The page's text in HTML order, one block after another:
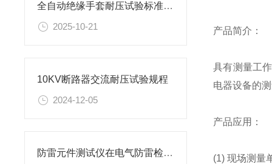
全自动绝缘手套耐压试验标准规程及试验方法
2025-10-21
10KV断路器交流耐压试验规程
2024-12-05
防雷元件测试仪在电气防雷检测工作中的应用与实操要点
产品简介：
具有测量工
电器设备的
产品应用：
(1) 现场测量